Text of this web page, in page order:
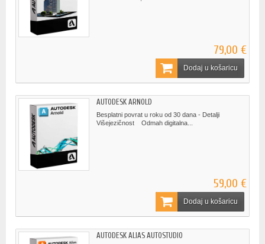
79,00 €
Dodaj u košaricu
AUTODESK ARNOLD
Besplatni povrat u roku od 30 dana - Detalji
Višejezičnost Odmah digitalna...
59,00 €
Dodaj u košaricu
AUTODESK ALIAS AUTOSTUDIO